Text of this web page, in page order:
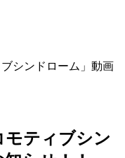
シンドローム」動画
モティブシン